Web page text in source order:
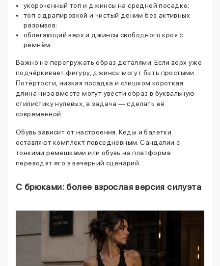
укороченный топ и джинсы на средней посадке;
топ с драпировкой и чистый деним без активных
разрывов;
облегающий верх и джинсы свободного кроя с
ремнём.
Важно не перегружать образ деталями. Если верх уже
подчёркивает фигуру, джинсы могут быть простыми.
Потёртости, низкая посадка и слишком короткая
длина низа вместе могут увести образ в буквальную
стилистику нулевых, а задача — сделать её
современной.
Обувь зависит от настроения. Кеды и балетки
оставляют комплект повседневным. Сандалии с
тонкими ремешками или обувь на платформе
переводят его в вечерний сценарий.
С брюками: более взрослая версия силуэта